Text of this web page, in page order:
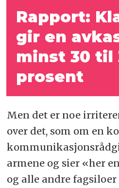
Rapport:
gir en
minst 30 til
prosent
Men det er noe
over det, som om en
armene og sier «her
og alle andre